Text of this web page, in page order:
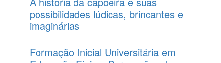
possibilidades lúdicas, brincantes e
imaginárias
Formação Inicial Universitária em